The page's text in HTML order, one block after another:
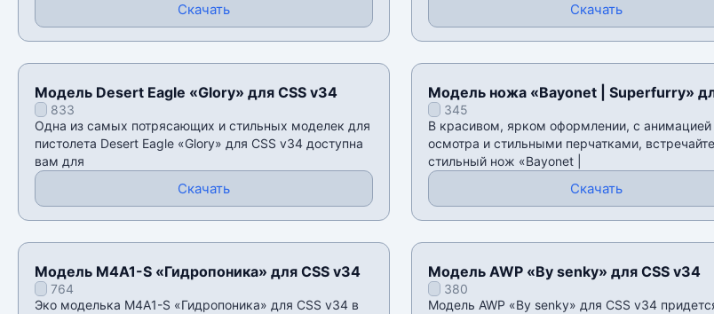
Скачать Скачать
Модель Desert Eagle «Glory» для CSS v34
833
Одна из самых потрясающих и стильных моделек для
пистолета Desert Eagle «Glory» для CSS v34 доступна
вам для
Скачать
Модель ножа «Bayonet | Superfurry»
v34345
В красивом, ярком оформлении, с анимацией
осмотра и стильными перчатками, встречайте
стильный нож «Bayonet |
Скачать
Модель M4A1-S «Гидропоника» для CSS v34
764
Эко моделька M4A1-S «Гидропоника» для CSS v34 в
Модель AWP «By senky» для CSS v34
380
Модель AWP «By senky» для CSS v34